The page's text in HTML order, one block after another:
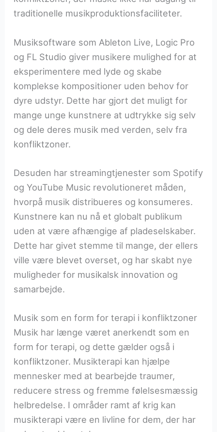
traditionelle musikproduktionsfaciliteter.
Musiksoftware som Ableton Live, Logic Pro
og FL Studio giver musikere mulighed for at
eksperimentere med lyde og skabe
komplekse kompositioner uden behov for
dyre udstyr. Dette har gjort det muligt for
mange unge kunstnere at udtrykke sig selv
og dele deres musik med verden, selv fra
konfliktzoner.
Desuden har streamingtjenester som Spotify
og YouTube Music revolutioneret måden,
hvorpå musik distribueres og konsumeres.
Kunstnere kan nu nå et globalt publikum
uden at være afhængige af pladeselskaber.
Dette har givet stemme til mange, der ellers
ville være blevet overset, og har skabt nye
muligheder for musikalsk innovation og
samarbejde.
Musik som en form for terapi i konfliktzoner
Musik har længe været anerkendt som en
form for terapi, og dette gælder også i
konfliktzoner. Musikterapi kan hjælpe
mennesker med at bearbejde traumer,
reducere stress og fremme følelsesmæssig
helbredelse. I områder ramt af krig kan
musikterapi være en livline for dem, der har